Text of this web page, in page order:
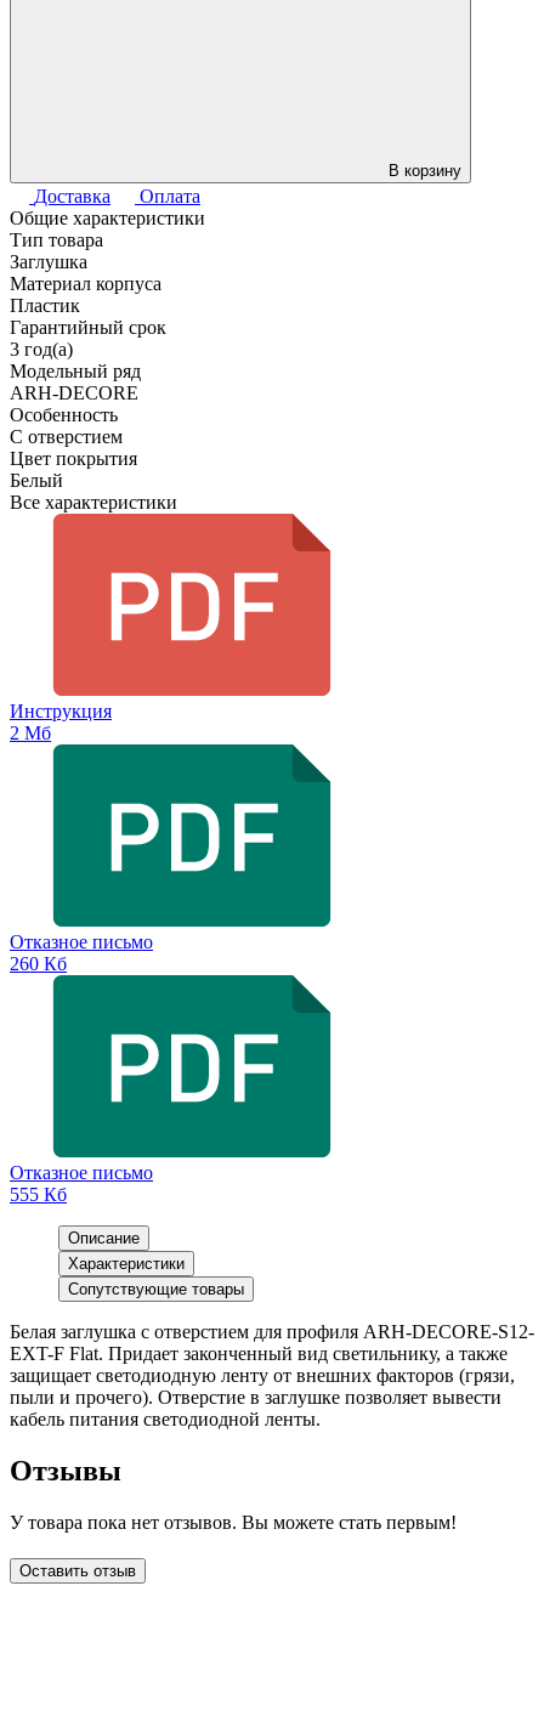
В корзину
Доставка
Оплата
Общие характеристики
Тип товара
Заглушка
Материал корпуса
Пластик
Гарантийный срок
3 год(а)
Модельный ряд
ARH-DECORE
Особенность
С отверстием
Цвет покрытия
Белый
Все характеристики
Инструкция
2 Мб
Отказное письмо
260 Кб
Отказное письмо
555 Кб
Описание
Характеристики
Сопутствующие товары
Белая заглушка с отверстием для профиля ARH-DECORE-S12-
EXT-F Flat. Придает законченный вид светильнику, а также
защищает светодиодную ленту от внешних факторов (грязи,
пыли и прочего). Отверстие в заглушке позволяет вывести
кабель питания светодиодной ленты.
Отзывы
У товара пока нет отзывов. Вы можете стать первым!
Оставить отзыв